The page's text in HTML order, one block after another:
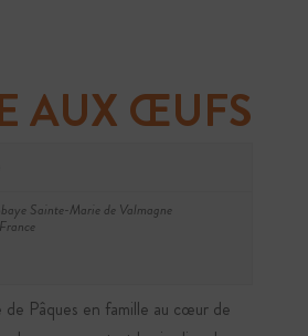
AUX ŒUFS
Sainte-Marie de Valmagne
France
Pâques en famille au cœur de